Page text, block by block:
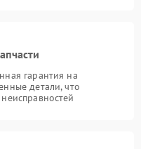
гарантия на
детали, что